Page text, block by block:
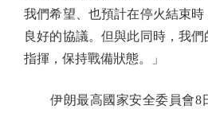
我們希望、也預計在停火結束
良好的協議。但與此同時，我
指揮，保持戰備狀態。」
伊朗最高國家安全委員會8